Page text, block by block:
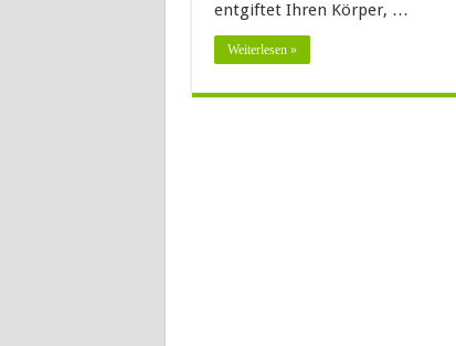
entgiftet Ihren Körper, …
Weiterlesen »